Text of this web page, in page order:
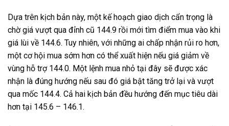
Dựa trên kịch bản này, một kế hoạch giao dịch cẩn trọng là
chờ giá vượt qua đỉnh cũ 144.9 rồi mới tìm điểm mua vào khi
giá lùi về 144.6. Tuy nhiên, với những ai chấp nhận rủi ro hơn,
một cơ hội mua sớm hơn có thể xuất hiện nếu giá giảm về
vùng hỗ trợ 144.0. Một lệnh mua nhỏ tại đây sẽ được xác
nhận là đúng hướng nếu sau đó giá bật tăng trở lại và vượt
qua mốc 144.4. Cả hai kịch bản đều hướng đến mục tiêu dài
hơn tại 145.6 – 146.1.